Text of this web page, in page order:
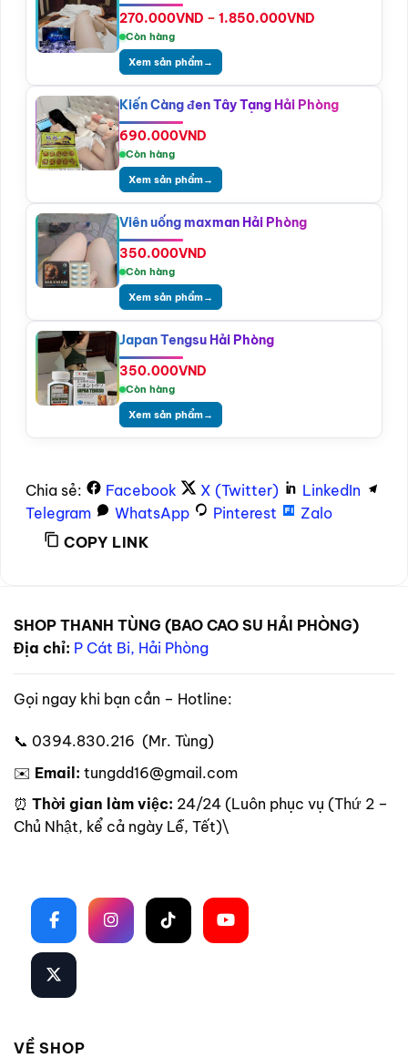
270.000VND – 1.850.000VND
đến
Còn hàng
Xem sản phẩm→
Kiến Càng đen Tây Tạng Hải Phòng
690.000VND
Còn hàng
Xem sản phẩm→
Viên uống maxman Hải Phòng
350.000VND
Còn hàng
Xem sản phẩm→
Japan Tengsu Hải Phòng
350.000VND
Còn hàng
Xem sản phẩm→
Chia sẻ: Facebook X (Twitter)
LinkedIn
Telegram
WhatsApp Pinterest
Zalo
COPY LINK
SHOP THANH TÙNG (BAO CAO SU HẢI PHÒNG)
Địa chỉ: P Cát Bi, Hải Phòng
Gọi ngay khi bạn cần – Hotline:
📞 0394.830.216 (Mr. Tùng)
✉️ Email: tungdd16@gmail.com
⏰ Thời gian làm việc: 24/24 (Luôn phục vụ (Thứ 2 –
Chủ Nhật, kể cả ngày Lễ, Tết)\
VỀ SHOP